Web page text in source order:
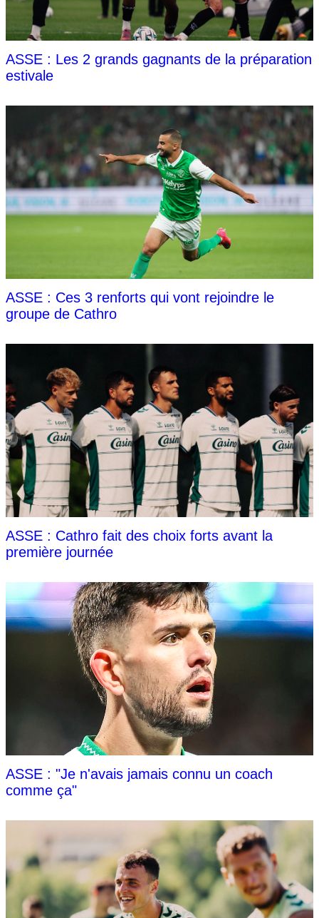
ASSE : Les 2 grands gagnants de la préparation
estivale
ASSE : Ces 3 renforts qui vont rejoindre le
groupe de Cathro
ASSE : Cathro fait des choix forts avant la
première journée
ASSE : "Je n'avais jamais connu un coach
comme ça"